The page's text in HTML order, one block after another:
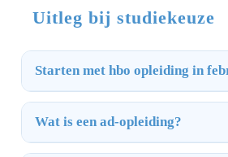
Uitleg bij studiekeuze
Starten met hbo opleiding in
Wat is een ad-opleiding?